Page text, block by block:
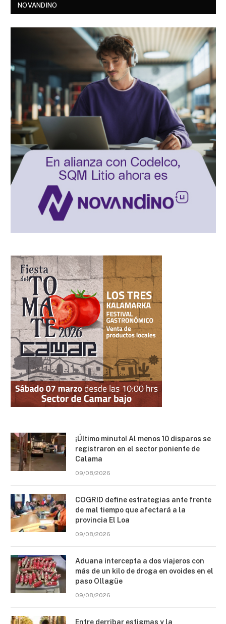
NOVANDINO
¡Último minuto! Al menos 10 disparos se
registraron en el sector poniente de
Calama
09/08/2026
COGRID define estrategias ante frente
de mal tiempo que afectará a la
provincia El Loa
09/08/2026
Aduana intercepta a dos viajeros con
más de un kilo de droga en ovoides en el
paso Ollagüe
09/08/2026
Entre derribar estigmas y la